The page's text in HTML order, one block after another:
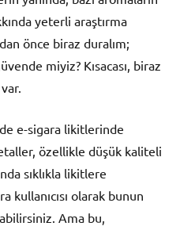
yeterli araştırma
önce biraz duralım;
miyiz? Kısacası, biraz
e-sigara likitlerinde
özellikle düşük kaliteli
sıklıkla likitlere
kullanıcısı olarak bunun
Ama bu,